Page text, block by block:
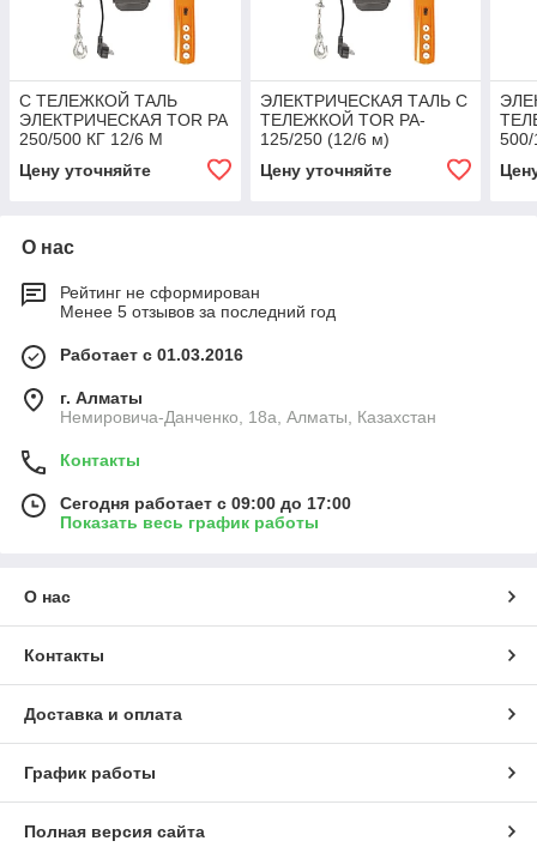
С ТЕЛЕЖКОЙ ТАЛЬ
ЭЛЕКТРИЧЕСКАЯ TOR PA
250/500 КГ 12/6 М
Цену уточняйте
ЭЛЕКТРИЧЕСКАЯ ТАЛЬ С
ТЕЛЕЖКОЙ TOR PA-
125/250 (12/6 м)
Цену уточняйте
О нас
Рейтинг не сформирован
Менее 5 отзывов за последний год
Работает с 01.03.2016
г. Алматы
Немировича-Данченко, 18а, Алматы, Казахстан
Контакты
Сегодня работает с 09:00 до 17:00
Показать весь график работы
О нас
Контакты
Доставка и оплата
График работы
Полная версия сайта